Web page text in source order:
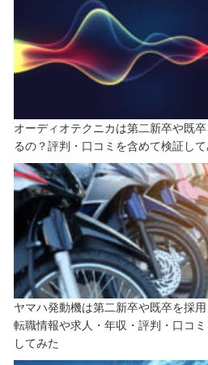
オーディオテクニカは第二新卒や既
るの？評判・口コミを含めて検証して
ヤマハ発動機は第二新卒や既卒を採
転職情報や求人・年収・評判・口コ
してみた